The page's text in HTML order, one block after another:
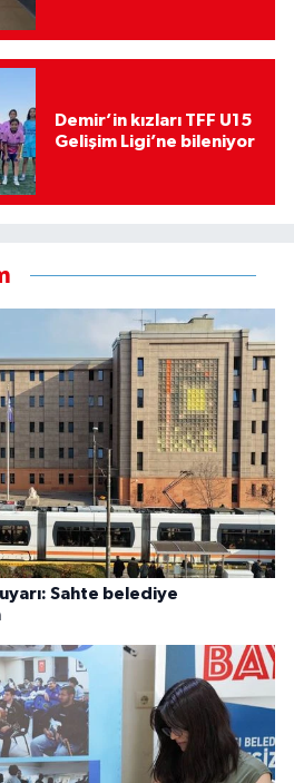
Demir’in kızları TFF U15
Gelişim Ligi’ne bileniyor
Sahte belediye